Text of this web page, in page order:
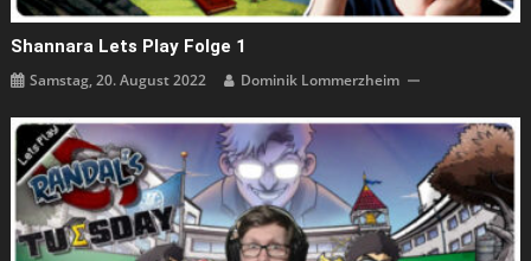
Shannara Lets Play Folge 1
Samstag, 20. August 2022 Dominik Lommerzheim